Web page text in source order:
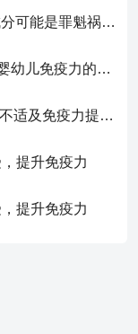
宝宝胃肠道不适？奶粉中的这些成分可能是罪魁祸首！
宝宝总生病就是免疫力低下？关于婴幼儿免疫力的真相，家长必须了解！
宝宝喂养难题：奶粉喂养与胃肠道不适及免疫力提升的奥秘
提升免疫力
提升免疫力